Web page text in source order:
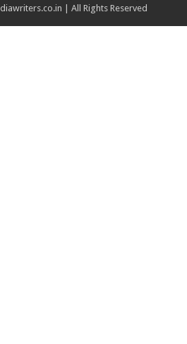
| All Rights Reserved